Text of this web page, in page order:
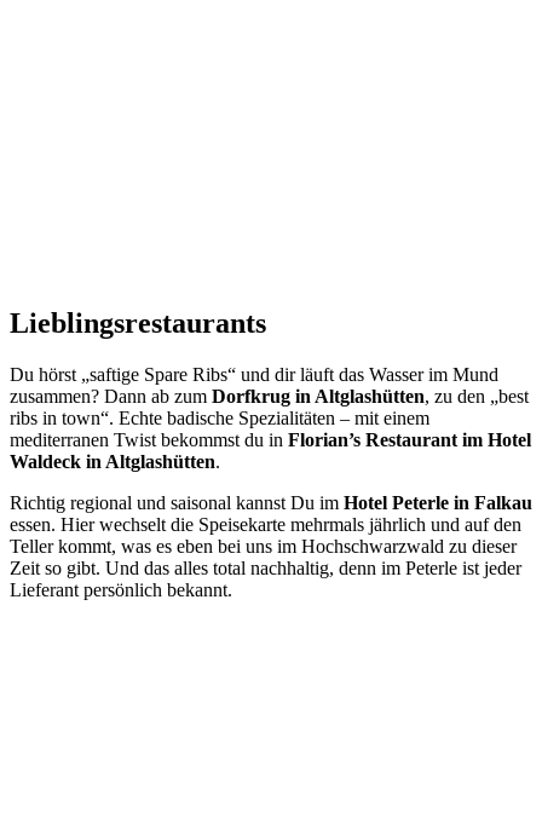
Lieblingsrestaurants
Du hörst „saftige Spare Ribs“ und dir läuft das Wasser im Mund
zusammen? Dann ab zum Dorfkrug in Altglashütten, zu den „best
ribs in town“. Echte badische Spezialitäten – mit einem
mediterranen Twist bekommst du in Florian’s Restaurant im Hotel
Waldeck in Altglashütten.
Richtig regional und saisonal kannst Du im Hotel Peterle in Falkau
essen. Hier wechselt die Speisekarte mehrmals jährlich und auf den
Teller kommt, was es eben bei uns im Hochschwarzwald zu dieser
Zeit so gibt. Und das alles total nachhaltig, denn im Peterle ist jeder
Lieferant persönlich bekannt.